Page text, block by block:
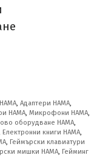
, Адаптери HAMA,
HAMA, Микрофони HAMA,
оборудване HAMA,
Електронни книги HAMA,
, Геймърски клавиатури
мишки HAMA, Гейминг